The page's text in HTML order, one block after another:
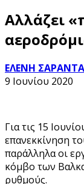
Αλλάζει
ΕΛΕΝΗ
9 Ιουνίου 2020
Για τις 15
επανεκκίνηση
παράλληλα οι
κόμβο των
ρυθμούς.